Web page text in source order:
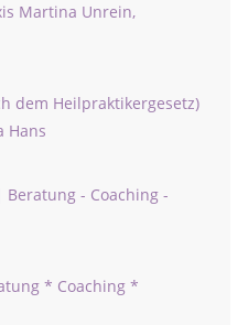
Martina Unrein,
dem Heilpraktikergesetz)
Hans
- Coaching -
* Coaching *